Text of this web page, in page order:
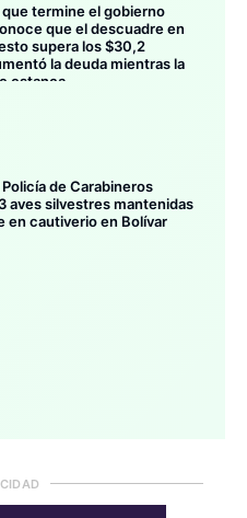
termine el gobierno
que el descuadre en
supera los $30,2
la deuda mientras la
estanca
de Carabineros
aves silvestres mantenidas
en cautiverio en Bolívar